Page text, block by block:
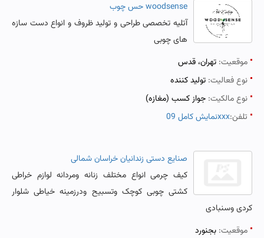
woodsense حس چوب
آتلیه تخصصی طراحی و تولید ظروف و انواع دست سازه
های چوبی
موقعیت: تهران، قدس
نوع فعالیت: تولید کننده
نوع مالکیت: جواز کسب (مغازه)
تلفن:نمایش کامل 09xxx
صنایع دستی زندانیان خراسان شمالی
کیف چرمی انواع مختلف زنانه ومردانه لوازم خراطی
کشتی چوبی کوچک وتسبیح ودرزمینه خیاطی شلوار
کردی وسنبادی
موقعیت: بجنورد